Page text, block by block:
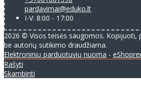
pardavimai@eduko.lt
I-V: 8:00 - 17:00
2026 © Visos teisės saugomos. Kopijuoti,
be autorių sutikimo draudžiama.
Elektroninių parduotuvių nuoma -
Rašyti
Skambinti